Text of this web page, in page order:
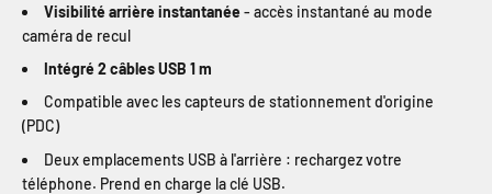
Visibilité arrière instantanée - accès instantané au mode
caméra de recul
Intégré 2 câbles USB 1 m
Compatible avec les capteurs de stationnement d'origine
(PDC)
Deux emplacements USB à l'arrière : rechargez votre
téléphone. Prend en charge la clé USB.